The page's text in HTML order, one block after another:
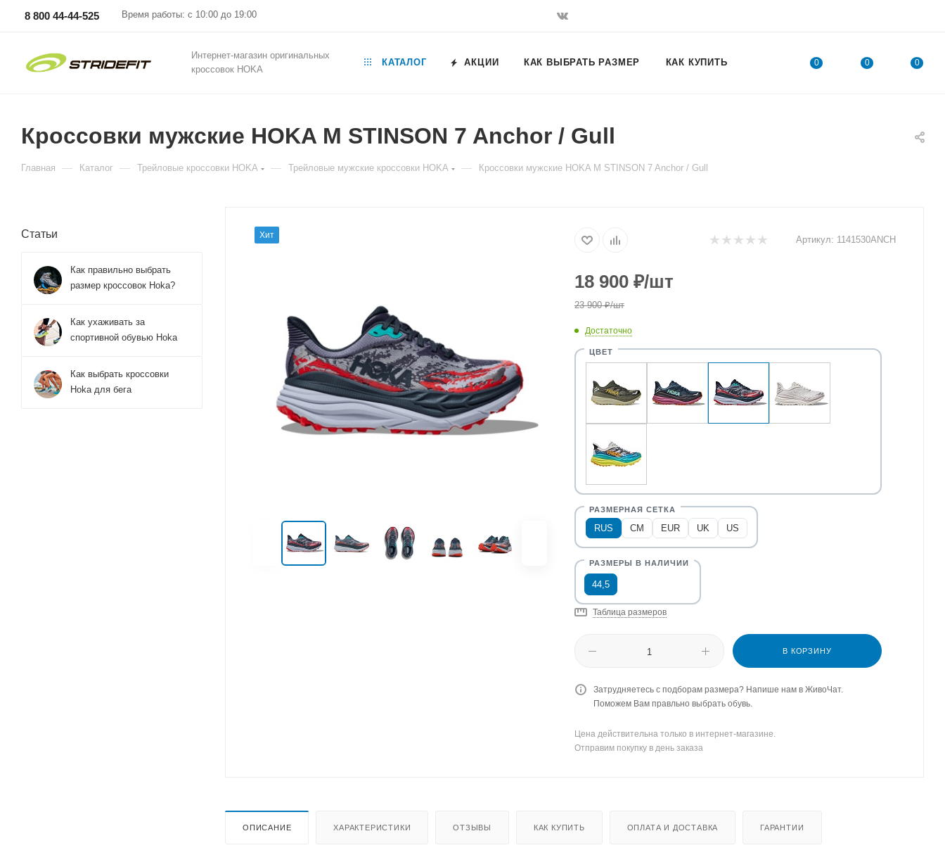
8 800 44-44-525 Время работы: с 10:00 до 19:00
0 0 0
Интернет-магазин оригинальных
кроссовок HOKA
КАТАЛОГ АКЦИИ КАК ВЫБРАТЬ РАЗМЕР КАК КУПИТЬ
Кроссовки мужские HOKA M STINSON 7 Anchor / Gull
Главная — Каталог — Трейловые кроссовки HOKA — Трейловые мужские кроссовки HOKA — Кроссовки мужские HOKA M STINSON 7 Anchor / Gull
Хит Артикул: 1141530ANCH
18 900 ₽/шт
23 900₽/шт
Достаточно
RUS CM EUR UK US
44,5
Таблица размеров
В КОРЗИНУ
Затрудняетесь с подборам размера? Напише нам в ЖивоЧат.
Поможем Вам правльно выбрать обувь.
Цена действительна только в интернет-магазине.
Отправим покупку в день заказа
ОПИСАНИЕ ХАРАКТЕРИСТИКИ ОТЗЫВЫ КАК КУПИТЬ ОПЛАТА И ДОСТАВКА ГАРАНТИИ
Статьи
Как правильно выбрать
размер кроссовок Hoka?
Как ухаживать за
спортивной обувью Hoka
Как выбрать кроссовки
Hoka для бега